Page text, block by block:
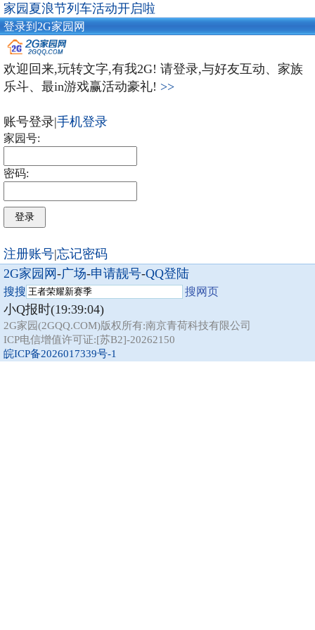
家园夏浪节列车活动开启啦
登录到2G家园网
欢迎回来,玩转文字,有我2G! 请登录,与好友互动、家族
乐斗、最in游戏赢活动豪礼! >>
账号登录|手机登录
家园号:
密码:
注册账号|忘记密码
2G家园网-广场-申请靓号-QQ登陆
搜搜 搜网页
小Q报时(19:39:04)
2G家园(2GQQ.COM)版权所有:南京青荷科技有限公司
ICP电信增值许可证:[苏B2]-20262150
皖ICP备2026017339号-1